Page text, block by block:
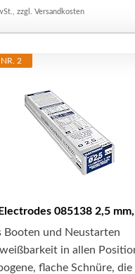
zzgl. Versandkosten
NR. 2
085138 2,5
Booten und Neustarten
in allen
flache Schnüre,